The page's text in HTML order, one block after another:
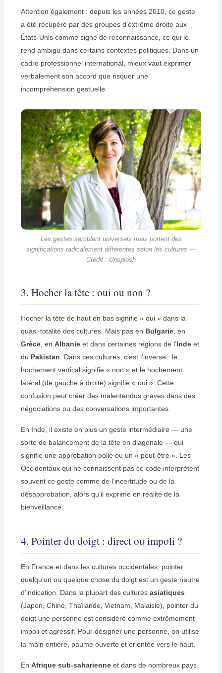
Attention également : depuis les années 2010, ce geste
a été récupéré par des groupes d’extrême droite aux
États-Unis comme signe de reconnaissance, ce qui le
rend ambigu dans certains contextes politiques. Dans un
cadre professionnel international, mieux vaut exprimer
verbalement son accord que risquer une
incompréhension gestuelle.
Les gestes semblent universels mais portent des
significations radicalement différentes selon les cultures —
Crédit : Unsplash
3. Hocher la tête : oui ou non ?
Hocher la tête de haut en bas signifie « oui » dans la
quasi-totalité des cultures. Mais pas en Bulgarie , en
Grèce , enAlbanie et dans certaines régions de l’Inde et
du Pakistan . Dans ces cultures, c’est l’inverse : le
hochement vertical signifie « non » et le hochement
latéral (de gauche à droite) signifie « oui ». Cette
confusion peut créer des malentendus graves dans des
négociations ou des conversations importantes.
En Inde, il existe en plus un geste intermédiaire — une
sorte de balancement de la tête en diagonale — qui
signifie une approbation polie ou un « peut-être ». Les
Occidentaux qui ne connaissent pas ce code interprètent
souvent ce geste comme de l’incertitude ou de la
désapprobation, alors qu’il exprime en réalité de la
bienveillance.
4. Pointer du doigt : direct ou impoli ?
En France et dans les cultures occidentales, pointer
quelqu’un ou quelque chose du doigt est un geste neutre
d’indication. Dans la plupart des culturesasiatiques
(Japon, Chine, Thaïlande, Vietnam, Malaisie), pointer du
doigt une personne est considéré comme extrêmement
impoli et agressif. Pour désigner une personne, on utilise
la main entière, paume ouverte et orientée vers le haut.
EnAfrique sub-saharienne et dans de nombreux pays